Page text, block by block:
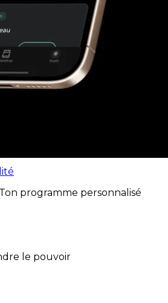
programme personnalisé
le pouvoir